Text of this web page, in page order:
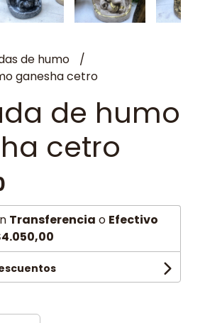
de humo
ganesha cetro
de humo
cetro
Transferencia o Efectivo